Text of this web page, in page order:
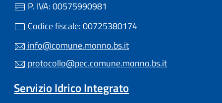
P. IVA: 00575990981
Codice fiscale: 00725380174
info@comune.monno.bs.it
protocollo@pec.comune.monno.bs.it
Servizio Idrico Integrato